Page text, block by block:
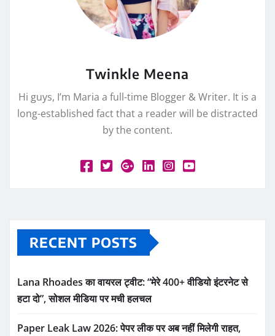
Twinkle Meena
Hi guys, I’m Maria a full-time Blogger & Writer. It is a
long-established fact that a reader will be distracted
by the content.
RECENT POSTS
Lana Rhoades का वायरल ट्वीट: “मेरे 400+ वीडियो इंटरनेट से
हटा दो”, सोशल मीडिया पर मची हलचल
Paper Leak Law 2026: पेपर लीक पर अब नहीं मिलेगी राहत,